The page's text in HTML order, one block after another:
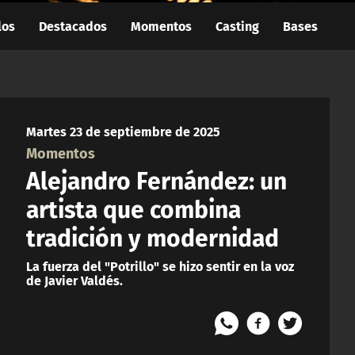
Destacados Momentos Casting Bases
Martes 23 de septiembre de 2025
Momentos
Alejandro Fernández: un
artista que combina
tradición y modernidad
La fuerza del "Potrillo" se hizo sentir en la voz
de Javier Valdés.